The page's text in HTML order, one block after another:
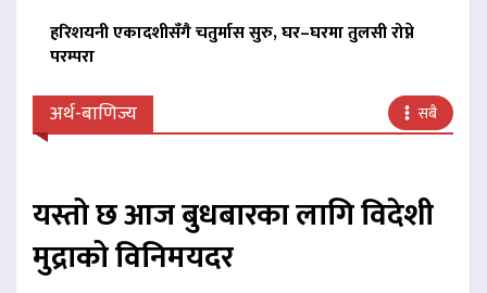
हरिशयनी एकादशीसँगै चतुर्मास सुरु, घर–घरमा तुलसी रोप्ने
परम्परा
अर्थ-बाणिज्य सबै
यस्तो छ आज बुधबारका लागि विदेशी
मुद्राको विनिमयदर